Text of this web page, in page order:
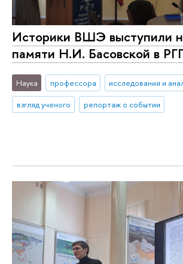
Историки ВШЭ выступили
памяти Н.И. Басовской в
Наука профессора
исследования и
взгляд ученого
репортаж о событии